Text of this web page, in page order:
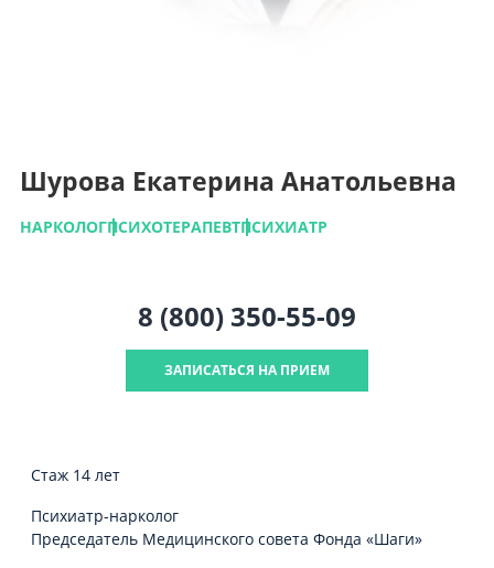
Шурова Екатерина Анатольевна
НАРКОЛОГПСИХОТЕРАПЕВТПСИХИАТР
8 (800) 350-55-09
ЗАПИСАТЬСЯ НА ПРИЕМ
Стаж 14 лет
Психиатр-нарколог
Председатель Медицинского совета Фонда «Шаги»